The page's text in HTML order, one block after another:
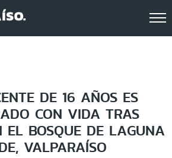
DE 16 AÑOS ES
CON VIDA TRAS
EL BOSQUE DE LAGUNA
VALPARAÍSO